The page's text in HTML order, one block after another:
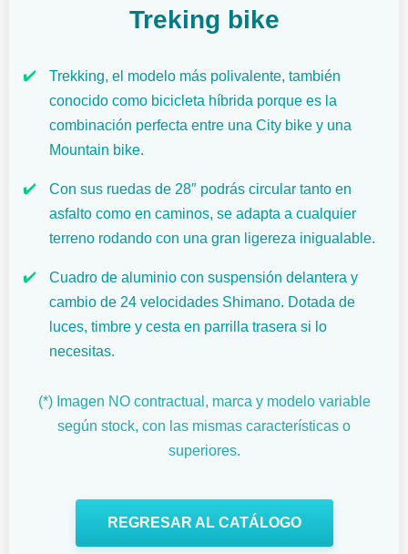
Treking bike
✔️
Trekking, el modelo más polivalente, también
conocido como bicicleta híbrida porque es la
combinación perfecta entre una City bike y una
Mountain bike.
✔️
Con sus ruedas de 28″ podrás circular tanto en
asfalto como en caminos, se adapta a cualquier
terreno rodando con una gran ligereza inigualable.
✔️
Cuadro de aluminio con suspensión delantera y
cambio de 24 velocidades Shimano. Dotada de
luces, timbre y cesta en parrilla trasera si lo
necesitas.
(*) Imagen NO contractual, marca y modelo variable
según stock, con las mismas características o
superiores.
REGRESAR AL CATÁLOGO